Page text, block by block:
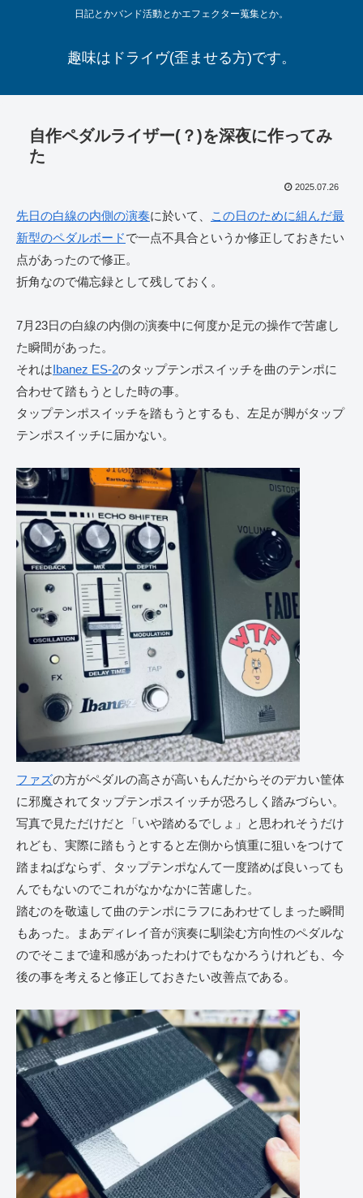
日記とかバンド活動とかエフェクター蒐集とか。
趣味はドライヴ(歪ませる方)です。
自作ペダルライザー(？)を深夜に作ってみ
た
2025.07.26
先日の白線の内側の演奏に於いて、
この日のために組んだ最
新型のペダルボードで一点不具合というか修正しておきたい
点があったので修正。
折角なので備忘録として残しておく。
7月23日の白線の内側の演奏中に何度か足元の操作で苦慮し
た瞬間があった。
それはIbanez ES-2のタップテンポスイッチを曲のテンポに
合わせて踏もうとした時の事。
タップテンポスイッチを踏もうとするも、左足が脚がタップ
テンポスイッチに届かない。
ファズの方がペダルの高さが高いもんだからそのデカい筐体
に邪魔されてタップテンポスイッチが恐ろしく踏みづらい。
写真で見ただけだと「いや踏めるでしょ」と思われそうだけ
れども、実際に踏もうとすると左側から慎重に狙いをつけて
踏まねばならず、タップテンポなんて一度踏めば良いっても
んでもないのでこれがなかなかに苦慮した。
踏むのを敬遠して曲のテンポにラフにあわせてしまった瞬間
もあった。まあディレイ音が演奏に馴染む方向性のペダルな
のでそこまで違和感があったわけでもなかろうけれども、今
後の事を考えると修正しておきたい改善点である。